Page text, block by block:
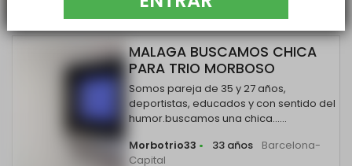
MALAGA BUSCAMOS CHICA
PARA TRIO MORBOSO
Somos pareja de 35 y 27 años,
deportistas, educados y con sentido del
humor.buscamos una chica......
Morbotrio33 • 33 años
Barcelona-
Capital